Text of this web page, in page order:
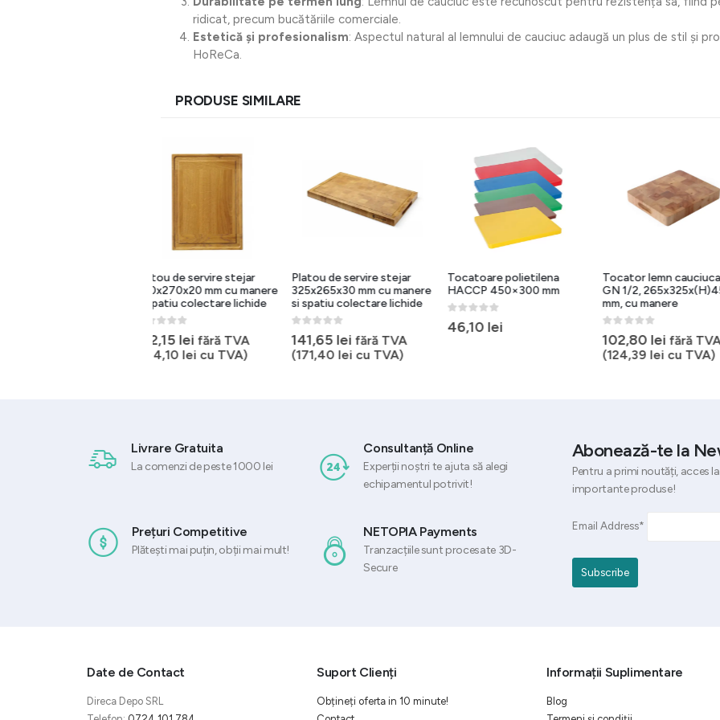
ridicat, precum bucătăriile comerciale.
Estetică și profesionalism: Aspectul natural al lemnului de cauciuc adaugă un plus de stil și
HoReCa.
PRODUSE SIMILARE
Platou de servire stejar
325x265x30 mm cu manere
si spatiu colectare lichide
0out of 5
141,65lei fără TVA
(171,40leicu TVA)
Tocatoare polietilena
HACCP 450×300 mm
0out of 5
46,10
Tocator lemn cauciucat,
GN 1/2, 265x325x(H)45
mm, cu manere
0out of 5
Tocatoare
HACCP 600×400
0out of 5
141,65
Livrare Gratuita
La comenzi de peste 1000 lei
Consultanță Online
Experții noștri te ajuta să alegi
echipamentul potrivit!
Prețuri Competitive
Plătești mai puțin, obții mai mult!
NETOPIA Payments
Tranzacțiile sunt procesate 3D-
Secure
Abonează-te la
Pentru a primi noutăți, acces
importante produse!
Email Address*
Date de Contact
Direca Depo SRL
Suport Clienți
Obțineți oferta in 10 minute!
Informații Suplimentare
Blog